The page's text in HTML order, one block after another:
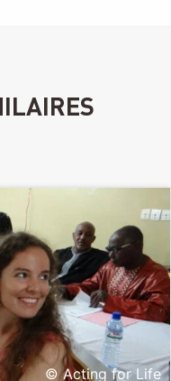
© Acting for Life